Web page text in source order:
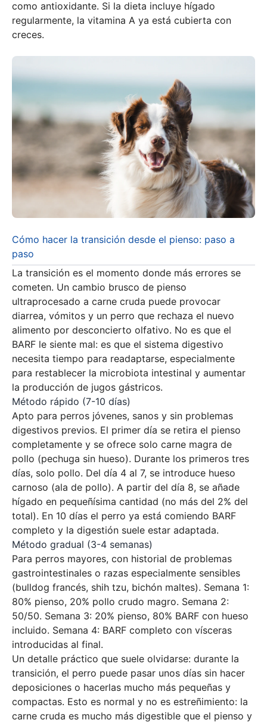
como antioxidante. Si la dieta incluye hígado
regularmente, la vitamina A ya está cubierta con
creces.
Cómo hacer la transición desde el pienso: paso a
paso
La transición es el momento donde más errores se
cometen. Un cambio brusco de pienso
ultraprocesado a carne cruda puede provocar
diarrea, vómitos y un perro que rechaza el nuevo
alimento por desconcierto olfativo. No es que el
BARF le siente mal: es que el sistema digestivo
necesita tiempo para readaptarse, especialmente
para restablecer la microbiota intestinal y aumentar
la producción de jugos gástricos.
Método rápido (7-10 días)
Apto para perros jóvenes, sanos y sin problemas
digestivos previos. El primer día se retira el pienso
completamente y se ofrece solo carne magra de
pollo (pechuga sin hueso). Durante los primeros tres
días, solo pollo. Del día 4 al 7, se introduce hueso
carnoso (ala de pollo). A partir del día 8, se añade
hígado en pequeñísima cantidad (no más del 2% del
total). En 10 días el perro ya está comiendo BARF
completo y la digestión suele estar adaptada.
Método gradual (3-4 semanas)
Para perros mayores, con historial de problemas
gastrointestinales o razas especialmente sensibles
(bulldog francés, shih tzu, bichón maltes). Semana 1:
80% pienso, 20% pollo crudo magro. Semana 2:
50/50. Semana 3: 20% pienso, 80% BARF con hueso
incluido. Semana 4: BARF completo con vísceras
introducidas al final.
Un detalle práctico que suele olvidarse: durante la
transición, el perro puede pasar unos días sin hacer
deposiciones o hacerlas mucho más pequeñas y
compactas. Esto es normal y no es estreñimiento: la
carne cruda es mucho más digestible que el pienso y